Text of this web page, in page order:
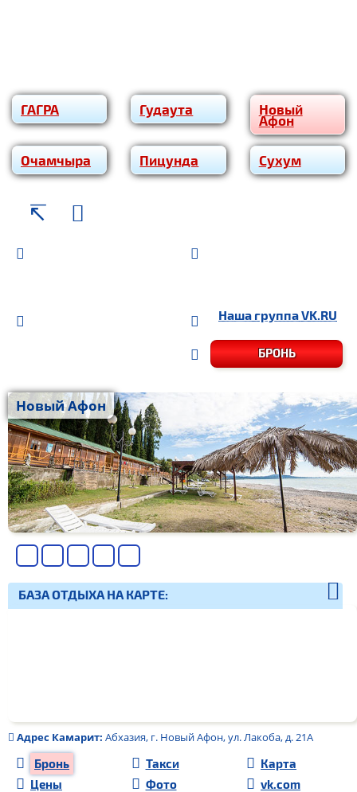
ГАГРА Гудаута Новый
Афон
Очам­чы­ра Пицунда Сухум
Наша группаVK.RU
БРОНЬ
Новый Афон
БАЗА ОТДЫХА НА КАРТЕ:
Адрес Камарит: Абхазия, г. Новый Афон, ул. Лакоба, д. 21А
Бронь
Цены
Такси
Фото
Карта
vk.com